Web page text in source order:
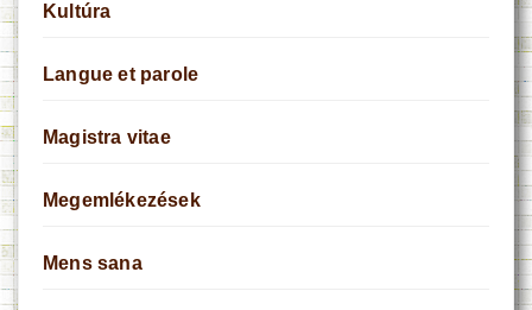
Kultúra
Langue et parole
Magistra vitae
Megemlékezések
Mens sana